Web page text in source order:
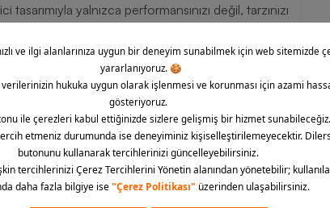
yalnızca performansınızı değil, tarzınızı
destek ve konfor hissetmek istiyorsanız, Nike G.T.
göre. Barcin.com üzerinden bu üstün performans
oyunlarınıza güç katabilirsiniz.
göster